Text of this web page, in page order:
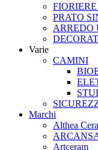
PRATO
ARREDO
Varie
CAMINI
Marchi
Althea
Artceram